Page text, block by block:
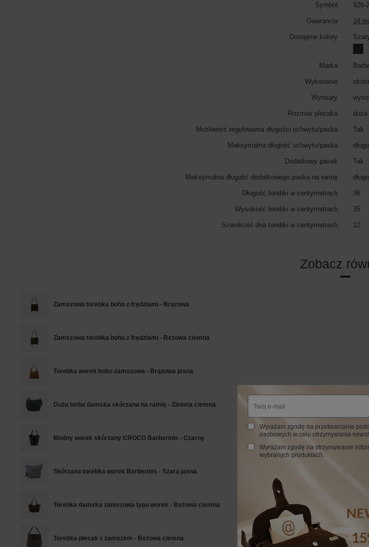
Symbol 926-
Gwarancja 24
Dostępne kolory
Marka
Wykonanie
Wymiary
Rozmiar plecaka
Możliwość regulowania długości uchwytu/paska Tak
Maksymalna długość uchwytu/paska
Dodatkowy pasek Tak
Maksymalna długość dodatkowego paska na ramię
Długość torebki w centymetrach 36
Wysokość torebki w centymetrach 35
Szerokość dna torebki w centymetrach 12
Zobacz
Zamszowa torebka boho z frędzlami - Brązowa
Zamszowa torebka boho z frędzlami - Beżowa ciemna
Torebka worek hobo zamszowa - Brązowa jasna
Duża torba damska skórzana na ramię - Zielona ciemna
Modny worek skórzany CROCO Barberinis - Czarny
Skórzana torebka worek Barberinis - Szara jasna
Torebka damska zamszowa typu worek - Beżowa ciemna
Torebka plecak z zamszem - Beżowa ciemna
Wyrażam zgodę na przetwarzanie
osobowych w celu otrzymywania
Wyrażam zgodę na otrzymywanie
wybranych produktach.